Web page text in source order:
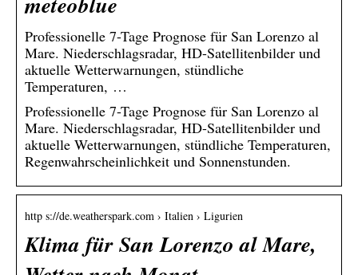
Professionelle 7-Tage Prognose für San Lorenzo al
Mare. Niederschlagsradar, HD-Satellitenbilder und
aktuelle Wetterwarnungen, stündliche
Temperaturen, …
Professionelle 7-Tage Prognose für San Lorenzo al
Mare. Niederschlagsradar, HD-Satellitenbilder und
aktuelle Wetterwarnungen, stündliche Temperaturen,
Regenwahrscheinlichkeit und Sonnenstunden.
http s://de.weatherspark.com › Italien › Ligurien
Klima für San Lorenzo al Mare,